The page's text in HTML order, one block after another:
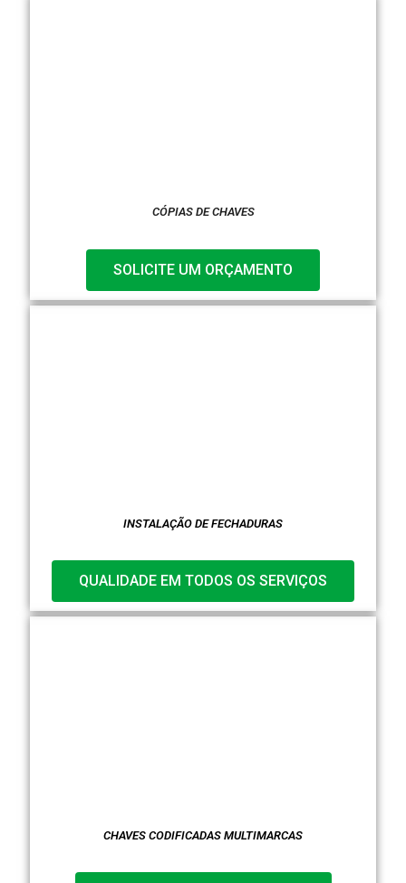
CÓPIAS DE CHAVES
SOLICITE UM ORÇAMENTO
INSTALAÇÃO DE FECHADURAS
QUALIDADE EM TODOS OS SERVIÇOS
CHAVES CODIFICADAS MULTIMARCAS